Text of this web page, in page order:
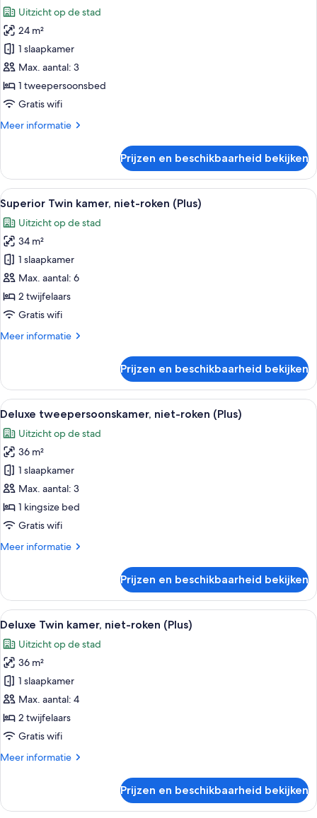
voor
Standaard
tweepersoonskamer,
niet-
roken
(Plus)
Uitzicht op de stad
24 m²
1 slaapkamer
Max. aantal: 3
1 tweepersoonsbed
Gratis wifi
Meer informatie
Meer
tweepersoonskamer,
niet-
roken
(Plus)
Prijzen en beschikbaarheid bekijken
Alle
foto's
voor
Superior
Twin
kamer,
niet-
roken
laden
Hotelkamer met twee bedden, een
8
Superior Twin kamer, niet-roken (Plus)
Uitzicht op de stad
34 m²
1 slaapkamer
Max. aantal: 6
2 twijfelaars
Gratis wifi
Meer informatie
Meer
Twin
kamer,
niet-
(Plus)
Prijzen en beschikbaarheid bekijken
Alle
foto's
voor
Deluxe
tweepersoonskamer,
niet-
roken
(Plus)
Een moderne hotelkamer met een
10
Deluxe tweepersoonskamer, niet-roken (Plus)
Uitzicht op de stad
36 m²
1 slaapkamer
Max. aantal: 3
1 kingsize bed
Gratis wifi
Meer informatie
Meer
tweepersoonskamer,
niet-
roken
Prijzen en beschikbaarheid bekijken
Alle
foto's
voor
Deluxe
Twin
kamer,
niet-
roken
laden
Een moderne hotelkamer met twee
7
Deluxe Twin kamer, niet-roken (Plus)
Uitzicht op de stad
36 m²
1 slaapkamer
Max. aantal: 4
2 twijfelaars
Gratis wifi
Meer informatie
Meer
Twin
Prijzen en beschikbaarheid bekijken